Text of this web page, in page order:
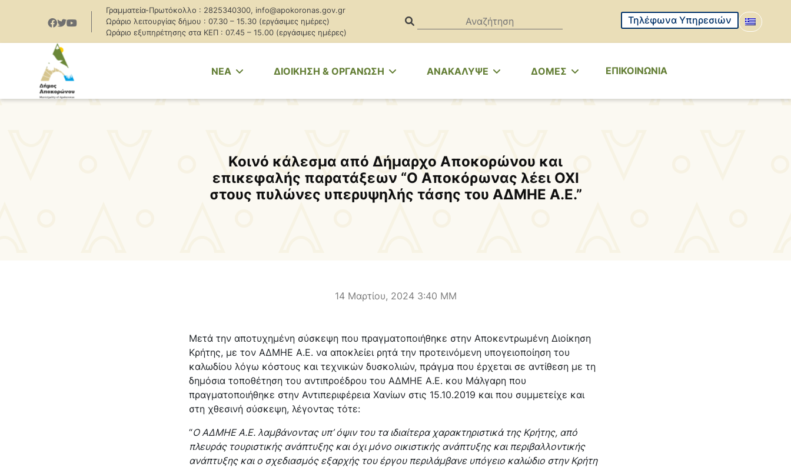
Γραμματεία-Πρωτόκολλο : 2825340300, info@apokoronas.gov.gr
Ωράριο λειτουργίας δήμου : 07.30 – 15.30 (εργάσιμες ημέρες)
Ωράριο εξυπηρέτησης στα ΚΕΠ : 07.45 – 15.00 (εργάσιμες ημέρες)
Τηλέφωνα Υπηρεσιών
NEA ΔΙΟΙΚΗΣΗ & ΟΡΓΑΝΩΣΗ ΑΝΑΚΑΛΥΨΕ ΔΟΜΕΣ ΕΠΙΚΟΙΝΩΝΙΑ
Κοινό κάλεσμα από Δήμαρχο Αποκορώνου και
επικεφαλής παρατάξεων “Ο Αποκόρωνας λέει ΟΧΙ
στους πυλώνες υπερυψηλής τάσης του ΑΔΜΗΕ Α.Ε.”
14 Μαρτίου, 2024 3:40 ΜΜ
Μετά την αποτυχημένη σύσκεψη που πραγματοποιήθηκε στην Αποκεντρωμένη Διοίκηση
Κρήτης, με τον ΑΔΜΗΕ Α.Ε. να αποκλείει ρητά την προτεινόμενη υπογειοποίηση του
καλωδίου λόγω κόστους και τεχνικών δυσκολιών, πράγμα που έρχεται σε αντίθεση με τη
δημόσια τοποθέτηση του αντιπροέδρου του ΑΔΜΗΕ Α.Ε. κου Μάλγαρη που
πραγματοποιήθηκε στην Αντιπεριφέρεια Χανίων στις 15.10.2019 και που συμμετείχε και
στη χθεσινή σύσκεψη, λέγοντας τότε:
“Ο ΑΔΜΗΕ Α.Ε. λαμβάνοντας υπ’ όψιν του τα ιδιαίτερα χαρακτηριστικά της Κρήτης, από
πλευράς τουριστικής ανάπτυξης και όχι μόνο οικιστικής ανάπτυξης και περιβαλλοντικής
ανάπτυξης και ο σχεδιασμός εξαρχής του έργου περιλάμβανε υπόγειο καλώδιο στην Κρήτη